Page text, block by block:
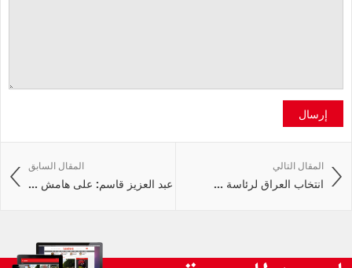
إرسال
المقال السابق
عبد العزيز قاسم: على هامش ...
المقال التالي
انتخاب العراق لرئاسة ...